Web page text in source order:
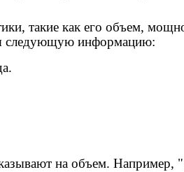
такие как его объем,
следующую информацию:
на объем. Например,